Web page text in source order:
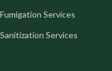
Fumigation Services
Sanitization Services